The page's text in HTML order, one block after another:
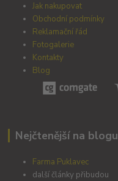
Jak nakupovat
Obchodní podmínky
Reklamační řád
Fotogalerie
Kontakty
Blog
Nejčtenější na blogu
Farma Puklavec
další články přibudou